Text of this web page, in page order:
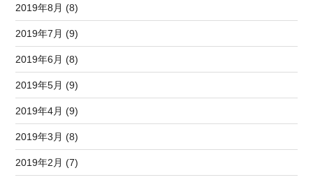
2019年8月 (8)
2019年7月 (9)
2019年6月 (8)
2019年5月 (9)
2019年4月 (9)
2019年3月 (8)
2019年2月 (7)